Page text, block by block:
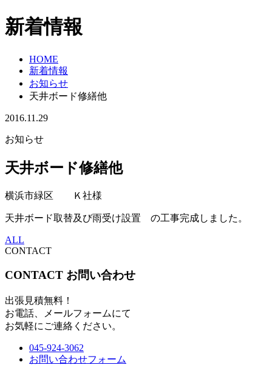
新着情報
HOME
新着情報
お知らせ
天井ボード修繕他
2016.11.29
お知らせ
天井ボード修繕他
横浜市緑区 Ｋ社様
天井ボード取替及び雨受け設置 の工事完成しました。
ALL
CONTACT
CONTACT お問い合わせ
出張見積無料！
お電話、メールフォームにて
お気軽にご連絡ください。
045-924-3062
お問い合わせフォーム